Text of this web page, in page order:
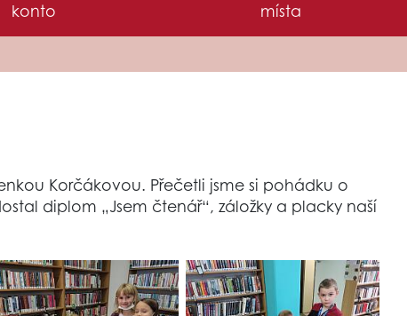
konto
místa
Korčákovou. Přečetli jsme si pohádku o
diplom „Jsem čtenář“, záložky a placky naší